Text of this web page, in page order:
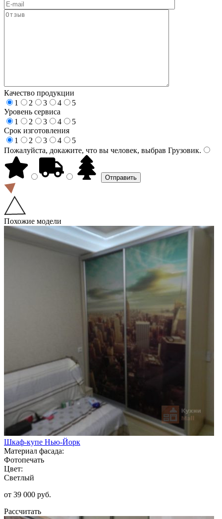
Качество продукции
1
2 3 4
5
Уровень сервиса
1
2 3 4
5
Срок изготовления
1
2 3 4
5
Пожалуйста, докажите, что вы человек, выбрав Грузовик.
Похожие модели
Шкаф-купе Нью-Йорк
Материал фасада:
Фотопечать
Цвет:
Светлый
от 39 000 руб.
Рассчитать